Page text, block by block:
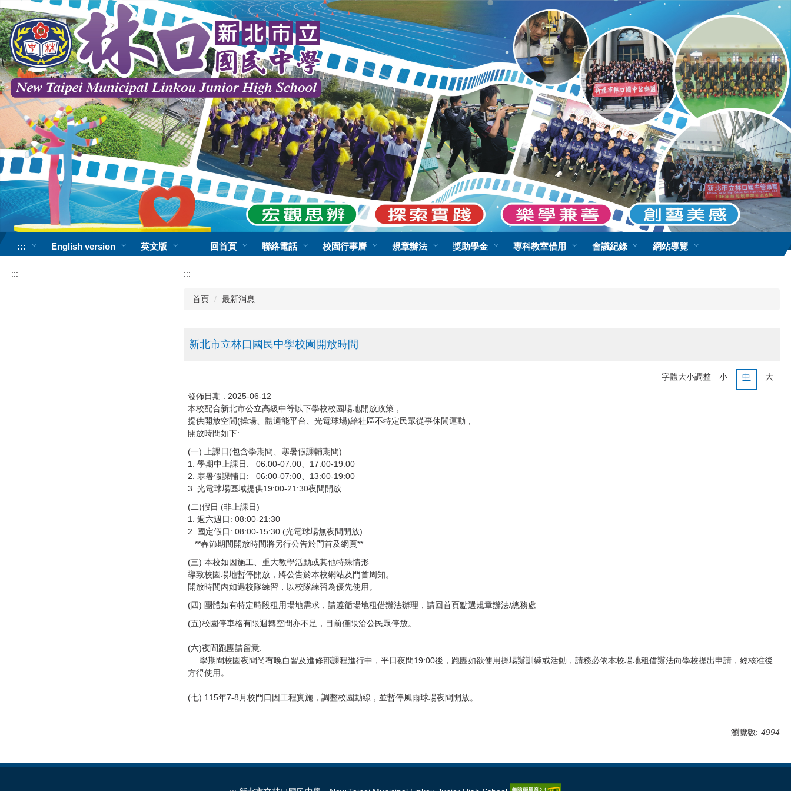
跳
到
主
要
內
容
區
::: English version 英文版 回首頁 聯絡電話 校園行事曆 規章辦法 獎助學金 專科教室借用 會議紀錄 網站導覽
::: :::
首頁 最新消息
新北市立林口國民中學校園開放時間
字體大小調整 小 中 大
發佈日期 : 2025-06-12
本校配合新北市公立高級中等以下學校校園場地開放政策，
提供開放空間(操場、體適能平台、光電球場)給社區不特定民眾從事休閒運動，
開放時間如下:
(一) 上課日(包含學期間、寒暑假課輔期間)
1. 學期中上課日: 06:00-07:00、17:00-19:00
2. 寒暑假課輔日: 06:00-07:00、13:00-19:00
3. 光電球場區域提供19:00-21:30夜間開放
(二)假日 (非上課日)
1. 週六週日: 08:00-21:30
2. 國定假日: 08:00-15:30 (光電球場無夜間開放)
**春節期間開放時間將另行公告於門首及網頁**
(三) 本校如因施工、重大教學活動或其他特殊情形
導致校園場地暫停開放，將公告於本校網站及門首周知。
開放時間內如遇校隊練習，以校隊練習為優先使用。
(四) 團體如有特定時段租用場地需求，請遵循場地租借辦法辦理，請回首頁點選規章辦法/總務處
(五)校園停車格有限迴轉空間亦不足，目前僅限洽公民眾停放。
(六)夜間跑團請留意:
學期間校園夜間尚有晚自習及進修部課程進行中，平日夜間19:00後，跑團如欲使用操場辦訓練或活動，請務必依本校場地租借辦法向學校提出申請，經核准後
方得使用。
(七) 115年7-8月校門口因工程實施，調整校園動線，並暫停風雨球場夜間開放。
瀏覽數: 4994